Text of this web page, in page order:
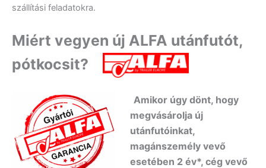
szállítási feladatokra.
Miért vegyen új ALFA utánfutót,
pótkocsit?
Amikor úgy dönt, hogy
megvásárolja új
utánfutóinkat,
magánszemély vevő
esetében 2 év*, cég vevő